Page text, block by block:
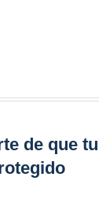
de que tu